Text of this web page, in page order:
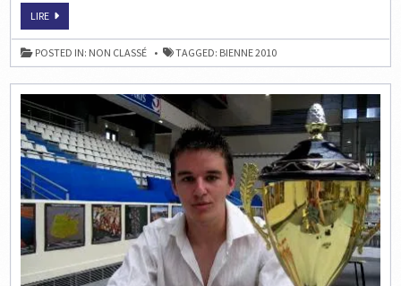
LIREECHECS
BIENNE
:
CARUANA
PASSE
POSTED IN: NON CLASSÉ TAGGED: BIENNE 2010